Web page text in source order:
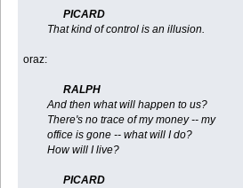
PICARD
That kind of control is an illusion.
oraz:
RALPH
And then what will happen to us?
There's no trace of my money -- my
office is gone -- what will I do?
How will I live?
PICARD